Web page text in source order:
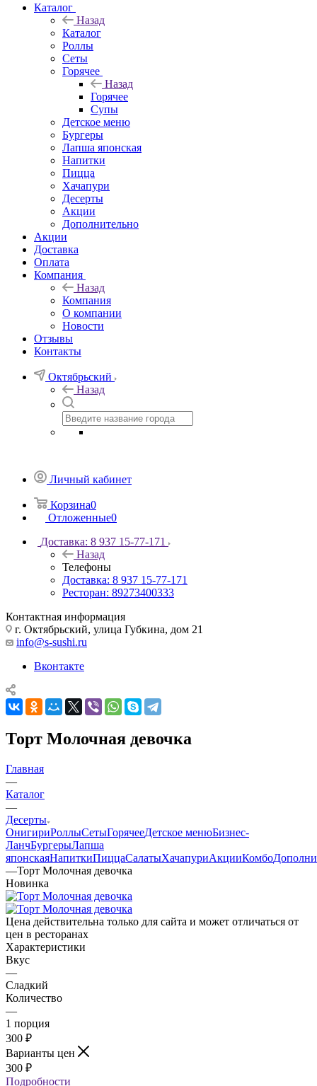
Каталог
Назад
Каталог
Роллы
Сеты
Горячее
Назад
Горячее
Супы
Детское меню
Бургеры
Лапша японская
Напитки
Пицца
Хачапури
Десерты
Акции
Дополнительно
Акции
Доставка
Оплата
Компания
Назад
Компания
О компании
Новости
Отзывы
Контакты
Октябрьский
Назад
Личный кабинет
Корзина0
Отложенные0
Доставка: 8 937 15-77-171
Назад
Телефоны
Доставка: 8 937 15-77-171
Ресторан: 89273400333
Контактная информация
г. Октябрьский, улица Губкина, дом 21
info@s-sushi.ru
Вконтакте
Торт Молочная девочка
Главная
—
Каталог
—
Десерты
ОнигириРоллыСетыГорячееДетское менюБизнес-
ЛанчБургерыЛапша
японскаяНапиткиПиццаСалатыХачапуриАкцииКомбо
—Торт Молочная девочка
Новинка
Цена действительна только для сайта и может отличаться от
цен в ресторанах
Характеристики
Вкус
—
Сладкий
Количество
—
1 порция
300 ₽
Варианты цен
300 ₽
Подробности